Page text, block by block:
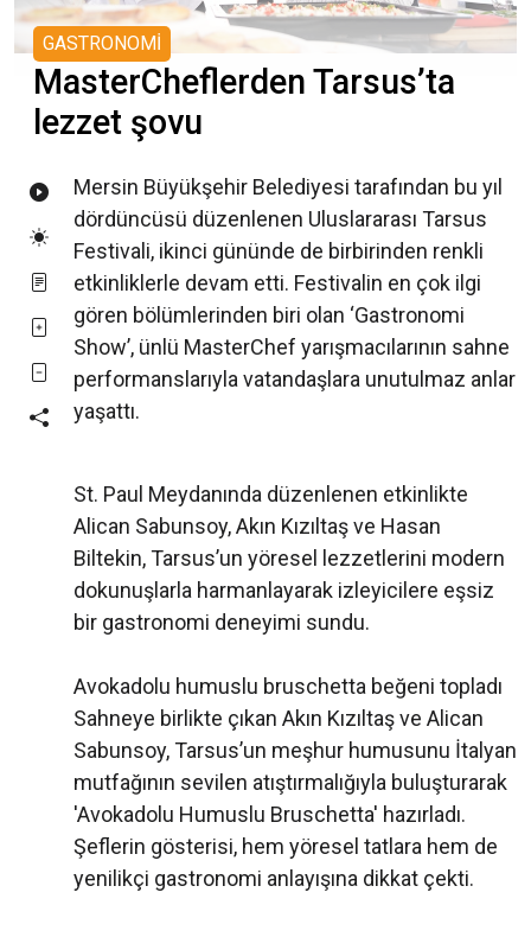
GASTRONOMİ
MasterCheflerden Tarsus’ta
lezzet şovu
Mersin Büyükşehir Belediyesi tarafından bu yıl
dördüncüsü düzenlenen Uluslararası Tarsus
Festivali, ikinci gününde de birbirinden renkli
etkinliklerle devam etti. Festivalin en çok ilgi
gören bölümlerinden biri olan ‘Gastronomi
Show’, ünlü MasterChef yarışmacılarının sahne
performanslarıyla vatandaşlara unutulmaz anlar
yaşattı.
St. Paul Meydanında düzenlenen etkinlikte
Alican Sabunsoy, Akın Kızıltaş ve Hasan
Biltekin, Tarsus’un yöresel lezzetlerini modern
dokunuşlarla harmanlayarak izleyicilere eşsiz
bir gastronomi deneyimi sundu.
Avokadolu humuslu bruschetta beğeni topladı
Sahneye birlikte çıkan Akın Kızıltaş ve Alican
Sabunsoy, Tarsus’un meşhur humusunu İtalyan
mutfağının sevilen atıştırmalığıyla buluşturarak
'Avokadolu Humuslu Bruschetta' hazırladı.
Şeflerin gösterisi, hem yöresel tatlara hem de
yenilikçi gastronomi anlayışına dikkat çekti.